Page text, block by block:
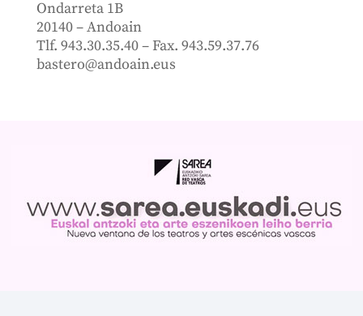
Ondarreta 1B
20140 – Andoain
Tlf. 943.30.35.40 – Fax. 943.59.37.76
bastero@andoain.eus